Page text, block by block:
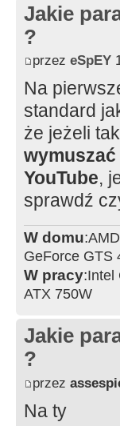
Jakie
?
przez eSpEY
Na
standard
że jeżeli
YouTube,
sprawdź
W domu:
GeForce GTS
W pracy:Intel
ATX 750W
Jakie
?
przez
Na ty